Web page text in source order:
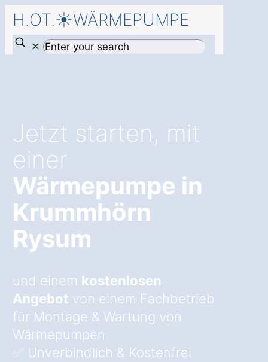
H.OT.☀️WÄRMEPUMPE
✕
Jetzt starten, mit
einer
Wärmepumpe in
Krummhörn
Rysum
und einem kostenlosen
Angebot von einem Fachbetrieb
für Montage & Wartung von
Wärmepumpen
✅ Unverbindlich & Kostenfrei